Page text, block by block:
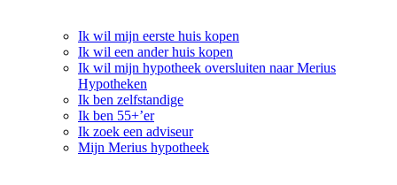
Ik wil mijn eerste huis kopen
Ik wil een ander huis kopen
Ik wil mijn hypotheek oversluiten naar Merius
Hypotheken
Ik ben zelfstandige
Ik ben 55+’er
Ik zoek een adviseur
Mijn Merius hypotheek